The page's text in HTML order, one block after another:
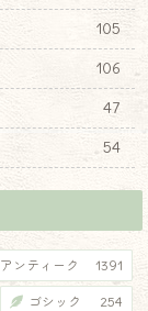
105
106
47
54
アンティーク 1391
ゴシック 254